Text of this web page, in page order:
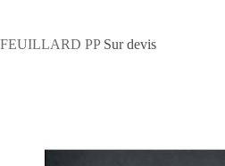
FEUILLARD PP Sur devis